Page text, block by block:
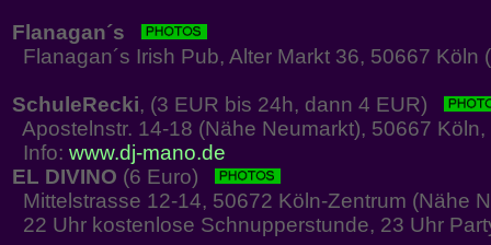
Flanagan´s
Flanagan´s Irish Pub, Alter Markt 36, 50667 Köln
SchuleRecki, (3 EUR bis 24h, dann 4 EUR)
Apostelnstr. 14-18 (Nähe Neumarkt), 50667
Info: www.dj-mano.de
EL DIVINO (6 Euro)
Mittelstrasse 12-14, 50672 Köln-Zentrum (Nähe
22 Uhr kostenlose Schnupperstunde, 23 Uhr